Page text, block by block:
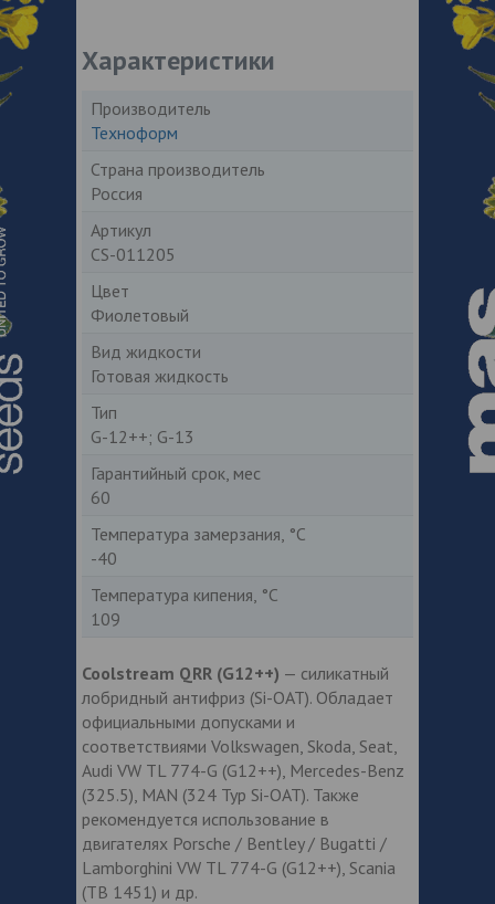
Характеристики
Производитель
Техноформ
Страна производитель
Россия
Артикул
CS-011205
Цвет
Фиолетовый
Вид жидкости
Готовая жидкость
Тип
G-12++; G-13
Гарантийный срок, мес
60
Температура замерзания, °С
-40
Температура кипения, °С
109
Coolstream QRR (G12++) — силикатный
лобридный антифриз (Si-OAT). Обладает
официальными допусками и
соответствиями Volkswagen, Skoda, Seat,
Audi VW TL 774-G (G12++), Mercedes-Benz
(325.5), MAN (324 Typ Si-OAT). Также
рекомендуется использование в
двигателях Porsche / Bentley / Bugatti /
Lamborghini VW TL 774-G (G12++), Scania
(TB 1451) и др.